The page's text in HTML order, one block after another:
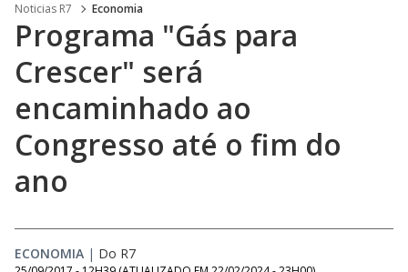
Noticias R7 Economia
Programa "Gás para
Crescer" será
encaminhado ao
Congresso até o fim do
ano
ECONOMIA | Do R7